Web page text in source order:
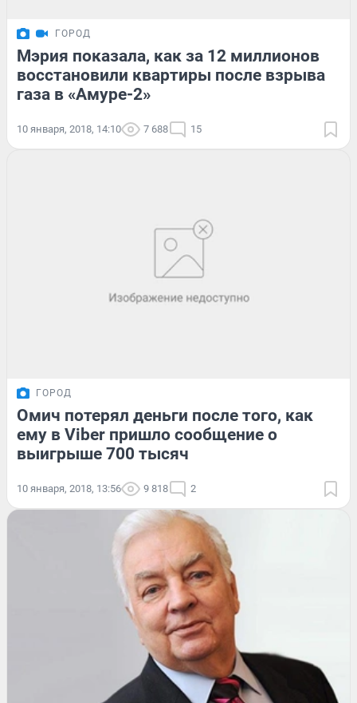
ГОРОД
Мэрия показала, как за 12 миллионов
восстановили квартиры после взрыва
газа в «Амуре-2»
10 января, 2018, 14:10 7 688 15
ГОРОД
Омич потерял деньги после того, как
ему в Viber пришло сообщение о
выигрыше 700 тысяч
10 января, 2018, 13:56 9 818 2